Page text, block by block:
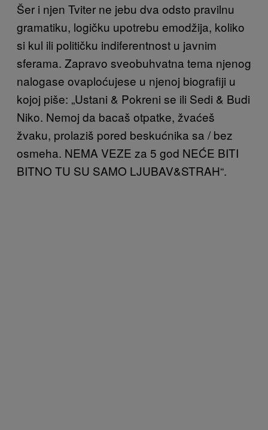
Šer i njen Tviter ne jebu dva odsto pravilnu
gramatiku, logičku upotrebu emodžija, koliko
si kul ili političku indiferentnost u javnim
sferama. Zapravo sveobuhvatna tema njenog
nalogase ovaploćujese u njenoj biografiji u
kojoj piše: „Ustani & Pokreni se ili Sedi & Budi
Niko. Nemoj da bacaš otpatke, žvaćeš
žvaku, prolaziš pored beskućnika sa / bez
osmeha. NEMA VEZE za 5 god NEĆE BITI
BITNO TU SU SAMO LJUBAV&STRAH“.